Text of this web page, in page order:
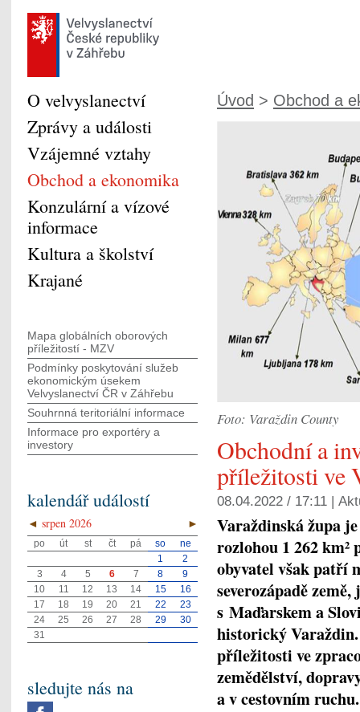
Úvod > Obchod a
Foto: Varaždin County
Obchodní a
příležitosti ve
08.04.2022 / 17:11 |
Varaždinská župa
rozlohou 1 262
obyvatel však patří
severozápadě
s Maďarskem a
historický
příležitosti ve
zemědělství,
a v cestovním ruchu.
O velvyslanectví
Zprávy a události
Vzájemné vztahy
Obchod a ekonomika
Konzulární a vízové
informace
Kultura a školství
Krajané
Mapa globálních oborových
příležitostí - MZV
Podmínky poskytování služeb
ekonomickým úsekem
Velvyslanectví ČR v Záhřebu
Souhrnná teritoriální informace
Informace pro exportéry a
investory
kalendář událostí
◄ ►
srpen 2026
po út st čt pá so
ne
1
2
3
4 5 6 7 8
9
10
11 12 13 14 15
16
17
18 19 20 21 22
23
24
25 26 27 28 29
30
31
sledujte nás na